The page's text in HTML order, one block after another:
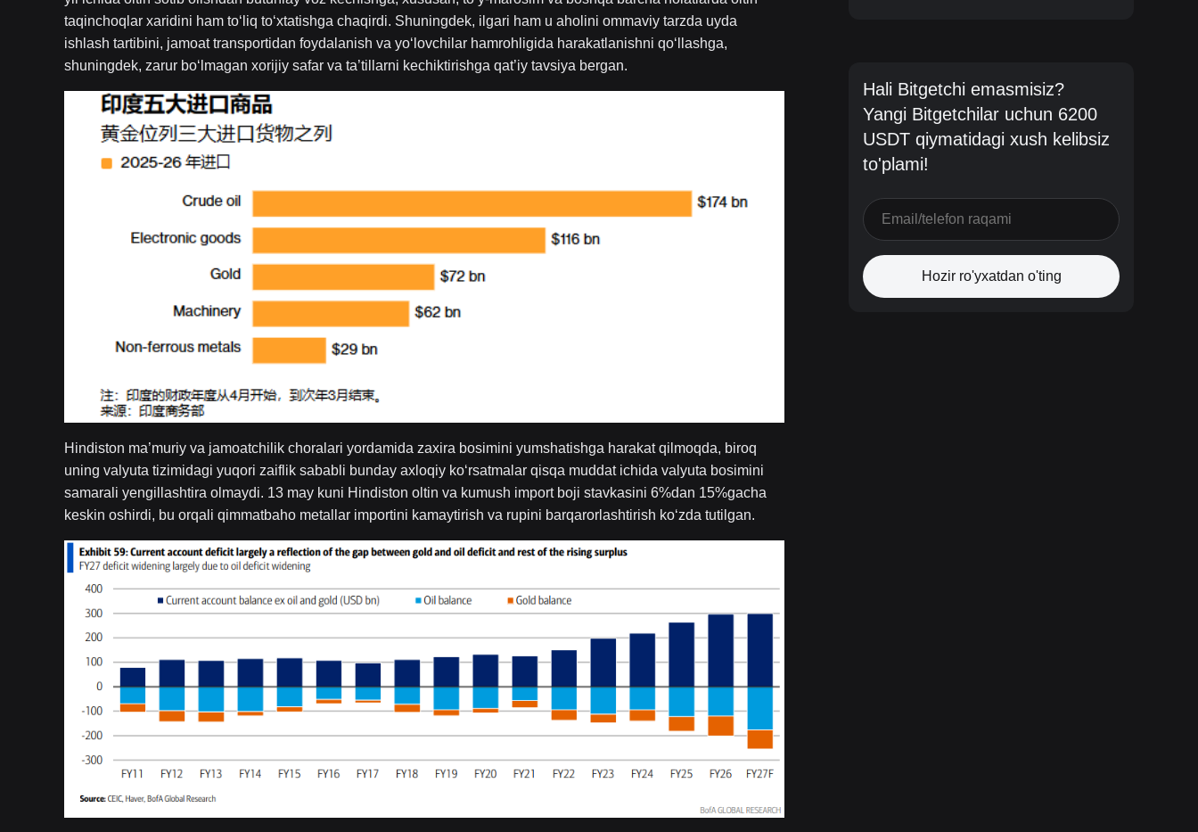
taqinchoqlar xaridini ham to‘liq to‘xtatishga chaqirdi. Shuningdek, ilgari ham u aholini ommaviy tarzda uyda
ishlash tartibini, jamoat transportidan foydalanish va yo‘lovchilar hamrohligida harakatlanishni qo‘llashga,
shuningdek, zarur bo‘lmagan xorijiy safar va ta’tillarni kechiktirishga qat’iy tavsiya bergan.
Hindiston ma’muriy va jamoatchilik choralari yordamida zaxira bosimini yumshatishga harakat qilmoqda, biroq
uning valyuta tizimidagi yuqori zaiflik sababli bunday axloqiy ko‘rsatmalar qisqa muddat ichida valyuta bosimini
samarali yengillashtira olmaydi. 13 may kuni Hindiston oltin va kumush import boji stavkasini 6%dan 15%gacha
keskin oshirdi, bu orqali qimmatbaho metallar importini kamaytirish va rupini barqarorlashtirish ko‘zda tutilgan.
Hali Bitgetchi emasmisiz?
Yangi Bitgetchilar uchun 6200
USDT qiymatidagi xush kelibsiz
to'plami!
Hozir ro'yxatdan o'ting